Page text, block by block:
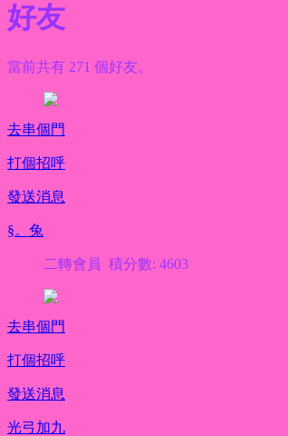
好友
當前共有 271 個好友。
去串個門
打個招呼
發送消息
§。兔
二轉會員 積分數: 4603
去串個門
打個招呼
發送消息
光弓加九